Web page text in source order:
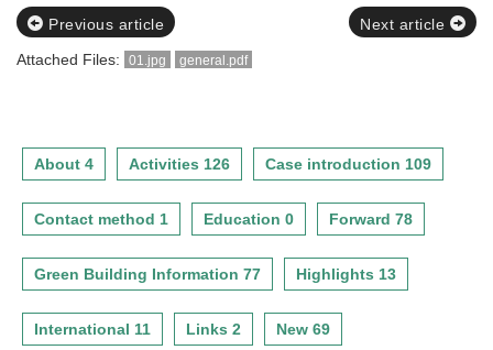
Previous article
Next article
Attached Files:
01.jpg general.pdf
About 4 Activities 126 Case introduction 109
Contact method 1 Education 0 Forward 78
Green Building Information 77 Highlights 13
International 11 Links 2 New 69